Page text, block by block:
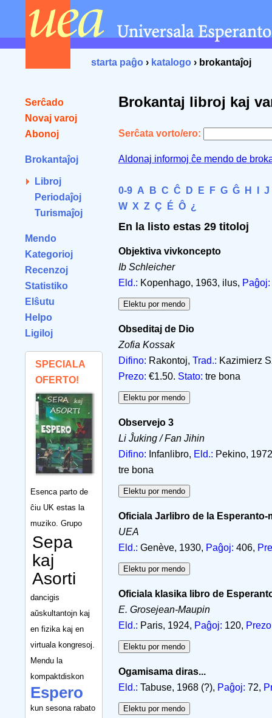
starta paĝo › katalogo › brokantaĵoj
Serĉado
Novaj varoj
Abonoj
Brokantaĵoj
Libroj
Periodaĵoj
Turismaĵoj
Mendo
Kategorioj
Recenzoj
Statistiko
Elŝutu
Helpo
Ligiloj
SPECIALA
OFERTO!
Esenca parto de
ĉiu UK estas la
muziko. Grupo
Sepa
kaj
Asorti
dancigis
aŭskultantojn kaj
en fizika kaj en
virtuala kongresoj.
Mendu la
kompaktdiskon
Espero
kun sesona rabato
Brokantaj libroj kaj
Serĉata vorto/ero:
Aldonaj informoj ĉe mendo de
0-9 A B C Ĉ D E F G Ĝ H
J
W X Z Ç É Ô ¿
En la listo estas 29 titoloj
Objektiva vivkoncepto
Ib Schleicher
Eld.: Kopenhago, 1963, ilus, Paĝoj:
Obseditaj de Dio
Zofia Kossak
Difino: Rakontoj, Trad.: Kazimierz
Prezo: €1.50. Stato: tre bona
Observejo 3
Li Ĵuking / Fan Jihin
Difino: Infanlibro, Eld.: Pekino,
tre bona
Oficiala Jarlibro de la Esperanto-
UEA
Eld.: Genève, 1930, Paĝoj: 406,
Oficiala klasika libro de
E. Grosejean-Maupin
Eld.: Paris, 1924, Paĝoj: 120,
Ogamisama diras...
Eld.: Tabuse, 1968 (?), Paĝoj: 72,